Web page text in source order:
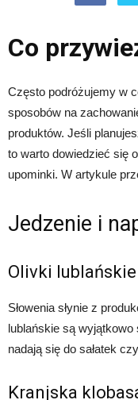
Co
Często podróżujemy w
sposobów na
produktów. Jeśli
to warto dowiedzieć się
upominki. W artykule
Jedzenie i
Olivki lublańskie
Słowenia słynie z
lublańskie są
nadają się do sałatek
Kranjska